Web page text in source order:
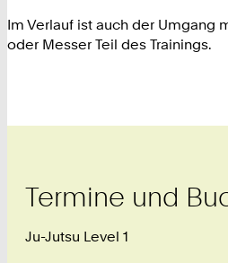
Im Verlauf ist auch der Umgang
oder Messer Teil des Trainings.
Termine und
Ju-Jutsu Level 1